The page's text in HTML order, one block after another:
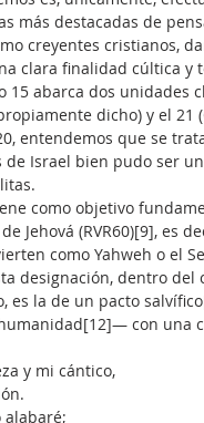
más destacadas de
creyentes cristianos,
clara finalidad cúltica y
15 abarca dos
dicho) y el
entendemos que se
de Israel bien pudo ser
como objetivo
Jehová (RVR60)[9], es
como Yahweh o el
designación, dentro
es la de un pacto
con una
y mi cántico,
alabaré;